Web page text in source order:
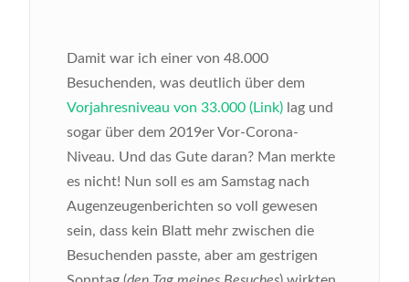
Damit war ich einer von 48.000
Besuchenden, was deutlich über dem
Vorjahresniveau von 33.000 (Link) lag und
sogar über dem 2019er Vor-Corona-
Niveau. Und das Gute daran? Man merkte
es nicht! Nun soll es am Samstag nach
Augenzeugenberichten so voll gewesen
sein, dass kein Blatt mehr zwischen die
Besuchenden passte, aber am gestrigen